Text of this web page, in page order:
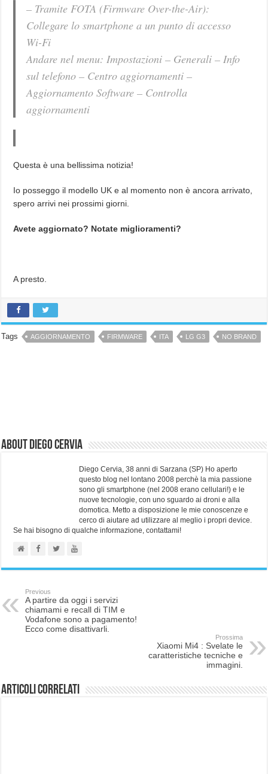
– Tramite FOTA (Firmware Over-the-Air):
Collegare lo smartphone a un punto di accesso
Wi-Fi
Andare nel menu: Impostazioni – Generali – Info
sul telefono – Centro aggiornamenti –
Aggiornamento Software – Controlla
aggiornamenti
Questa è una bellissima notizia!
Io posseggo il modello UK e al momento non è ancora arrivato,
spero arrivi nei prossimi giorni.
Avete aggiornato? Notate miglioramenti?
A presto.
Tags AGGIORNAMENTO FIRMWARE ITA LG G3 NO BRAND
About Diego Cervia
Diego Cervia, 38 anni di Sarzana (SP) Ho aperto
questo blog nel lontano 2008 perchè la mia passione
sono gli smartphone (nel 2008 erano cellulari!) e le
nuove tecnologie, con uno sguardo ai droni e alla
domotica. Metto a disposizione le mie conoscenze e
cerco di aiutare ad utilizzare al meglio i propri device.
Se hai bisogno di qualche informazione, contattami!
Previous
A partire da oggi i servizi
chiamami e recall di TIM e
Vodafone sono a pagamento!
Ecco come disattivarli.
Prossima
Xiaomi Mi4 : Svelate le
caratteristiche tecniche e
immagini.
Articoli correlati